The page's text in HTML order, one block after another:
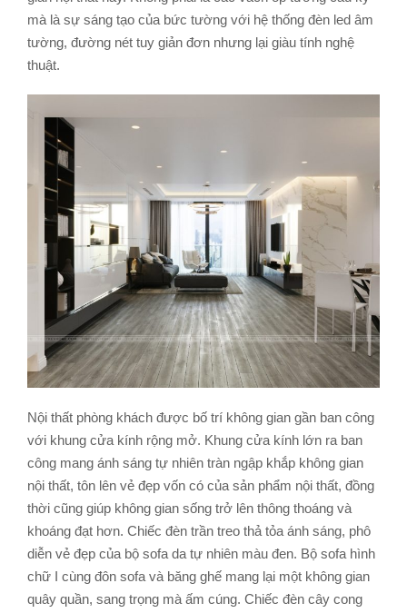
mà là sự sáng tạo của bức tường với hệ thống đèn led âm
tường, đường nét tuy giản đơn nhưng lại giàu tính nghệ
thuật.
Nội thất phòng khách được bố trí không gian gần ban công
với khung cửa kính rộng mở. Khung cửa kính lớn ra ban
công mang ánh sáng tự nhiên tràn ngập khắp không gian
nội thất, tôn lên vẻ đẹp vốn có của sản phẩm nội thất, đồng
thời cũng giúp không gian sống trở lên thông thoáng và
khoáng đạt hơn. Chiếc đèn trần treo thả tỏa ánh sáng, phô
diễn vẻ đẹp của bộ sofa da tự nhiên màu đen. Bộ sofa hình
chữ I cùng đôn sofa và băng ghế mang lại một không gian
quây quần, sang trọng mà ấm cúng. Chiếc đèn cây cong